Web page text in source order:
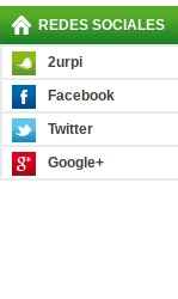
REDES SOCIALES
2urpi
Facebook
Twitter
Google+